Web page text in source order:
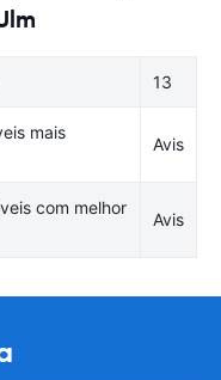
13
mais
Avis
com melhor
Avis